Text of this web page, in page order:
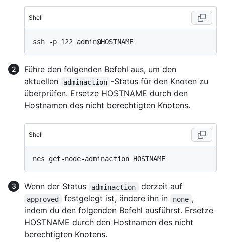
Shell
Führe den folgenden Befehl aus, um den
aktuellen
adminaction -Status für den Knoten zu
überprüfen. Ersetze HOSTNAME durch den
Hostnamen des nicht berechtigten Knotens.
Shell
Wenn der Status adminaction derzeit auf
approved festgelegt ist, ändere ihn in none ,
indem du den folgenden Befehl ausführst. Ersetze
HOSTNAME durch den Hostnamen des nicht
berechtigten Knotens.